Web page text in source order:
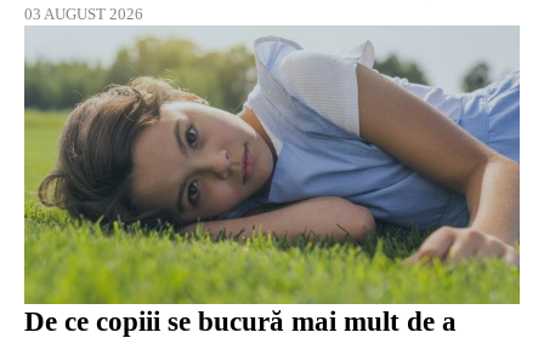
03 AUGUST 2026
De ce copiii se bucură mai mult de a